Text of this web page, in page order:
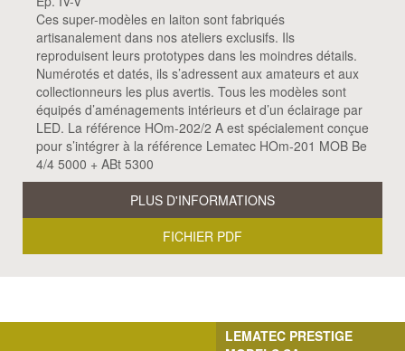
Ces super-modèles en laiton sont fabriqués
artisanalement dans nos ateliers exclusifs. Ils
reproduisent leurs prototypes dans les moindres détails.
Numérotés et datés, ils s’adressent aux amateurs et aux
collectionneurs les plus avertis. Tous les modèles sont
équipés d’aménagements intérieurs et d’un éclairage par
LED. La référence HOm-202/2 A est spécialement conçue
pour s’intégrer à la référence Lematec HOm-201 MOB Be
4/4 5000 + ABt 5300
PLUS D'INFORMATIONS
FICHIER PDF
LEMATEC PRESTIGE